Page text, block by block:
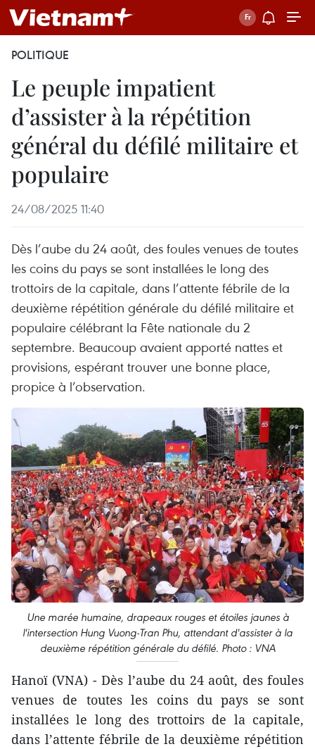
POLITIQUE
Le peuple impatient
d’assister à la répétition
général du défilé militaire et
populaire
24/08/2025 11:40
Dès l’aube du 24 août, des foules venues de toutes
les coins du pays se sont installées le long des
trottoirs de la capitale, dans l’attente fébrile de la
deuxième répétition générale du défilé militaire et
populaire célébrant la Fête nationale du 2
septembre. Beaucoup avaient apporté nattes et
provisions, espérant trouver une bonne place,
propice à l’observation.
Une marée humaine, drapeaux rouges et étoiles jaunes à
l'intersection Hung Vuong-Tran Phu, attendant d'assister à la
deuxième répétition générale du défilé. Photo : VNA
Hanoï (VNA) - Dès l’aube du 24 août, des foules
venues de toutes les coins du pays se sont
installées le long des trottoirs de la capitale,
dans l’attente fébrile de la deuxième répétition